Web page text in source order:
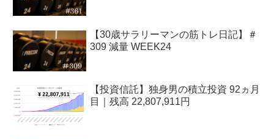
【30歳サラリーマンの筋トレ日記】＃
309 減量 WEEK24
【投資信託】独身男の積立投資 92ヵ月
目｜残高 22,807,911円